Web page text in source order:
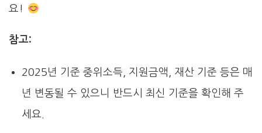
요!
참고:
2025년 기준 중위소득, 지원금액, 재산 기준 등은 매
년 변동될 수 있으니 반드시 최신 기준을 확인해 주
세요.